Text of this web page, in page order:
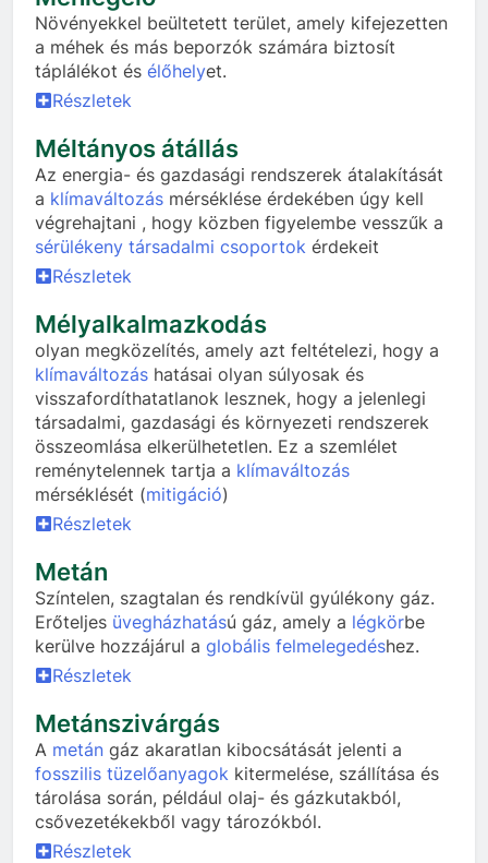
Növényekkel beültetett terület, amely kifejezetten
a méhek és más beporzók számára biztosít
táplálékot és élőhelyet.
Részletek
Méltányos átállás
Az energia- és gazdasági rendszerek átalakítását
a klímaváltozás mérséklése érdekében úgy kell
végrehajtani , hogy közben figyelembe vesszűk a
sérülékeny társadalmi csoportok érdekeit
Részletek
Mélyalkalmazkodás
olyan megközelítés, amely azt feltételezi, hogy a
klímaváltozás hatásai olyan súlyosak és
visszafordíthatatlanok lesznek, hogy a jelenlegi
társadalmi, gazdasági és környezeti rendszerek
összeomlása elkerülhetetlen. Ez a szemlélet
reménytelennek tartja a klímaváltozás
mérséklését (mitigáció)
Részletek
Metán
Színtelen, szagtalan és rendkívül gyúlékony gáz.
Erőteljes üvegházhatású gáz, amely a légkörbe
kerülve hozzájárul a globális felmelegedéshez.
Részletek
Metánszivárgás
A metán gáz akaratlan kibocsátását jelenti a
fosszilis tüzelőanyagok kitermelése, szállítása és
tárolása során, például olaj- és gázkutakból,
csővezetékekből vagy tározókból.
Részletek